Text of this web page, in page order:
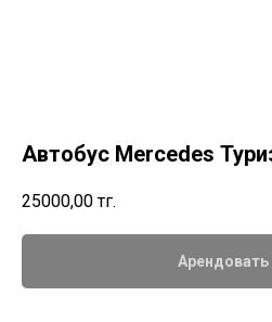
Автобус Mercedes
25000,00 тг.
Арендовать